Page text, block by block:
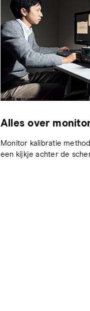
Alles over
Monitor kalibratie
een kijkje achter de